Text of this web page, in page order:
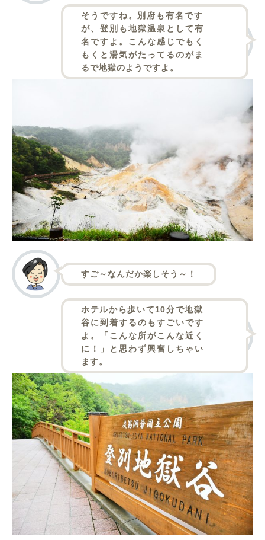
そうですね。別府も有名です
が、登別も地獄温泉として有
名ですよ。こんな感じでもく
もくと湯気がたってるのがま
るで地獄のようですよ。
すご～なんだか楽しそう～！
ホテルから歩いて10分で地獄
谷に到着するのもすごいです
よ。「こんな所がこんな近く
に！」と思わず興奮しちゃい
ます。